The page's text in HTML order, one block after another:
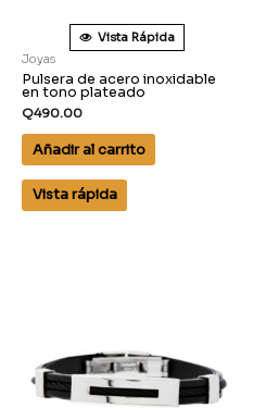
Vista Rápida
Joyas
Pulsera de acero inoxidable
en tono plateado
Q490.00
Añadir al carrito
Vista rápida